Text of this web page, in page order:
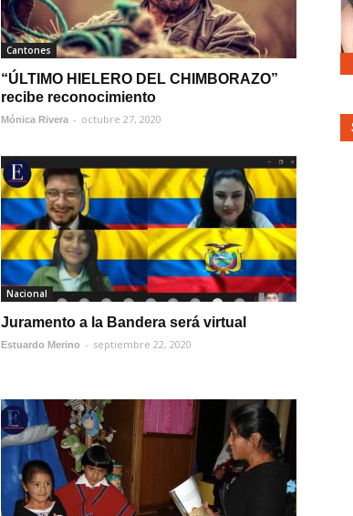
Cantones
“ÚLTIMO HIELERO DEL CHIMBORAZO”
recibe reconocimiento
Mónica Rivera - octubre 27, 2020
Nacional
Juramento a la Bandera será virtual
Estuardo Merino - septiembre 22, 2020